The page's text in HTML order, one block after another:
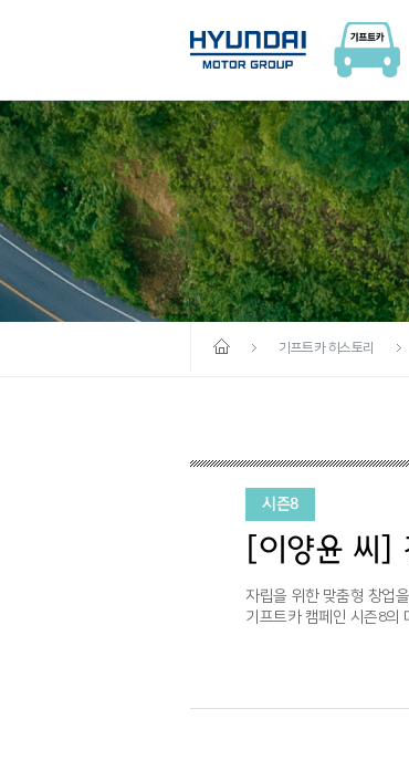
기프트카 히스토리
시즌8
[이양윤 씨]
자립을 위한 맞춤형 창업
기프트카 캠페인 시즌8의